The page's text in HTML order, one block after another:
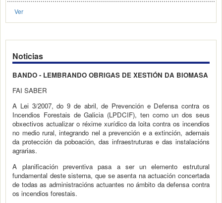
Ver
Noticias
BANDO - LEMBRANDO OBRIGAS DE XESTIÓN DA BIOMASA
FAI SABER
A Lei 3/2007, do 9 de abril, de Prevención e Defensa contra os
Incendios Forestais de Galicia (LPDCIF), ten como un dos seus
obxectivos actualizar o réxime xurídico da loita contra os incendios
no medio rural, integrando nel a prevención e a extinción, ademais
da protección da poboación, das infraestruturas e das instalacións
agrarias.
A planificación preventiva pasa a ser un elemento estrutural
fundamental deste sistema, que se asenta na actuación concertada
de todas as administracións actuantes no ámbito da defensa contra
os incendios forestais.